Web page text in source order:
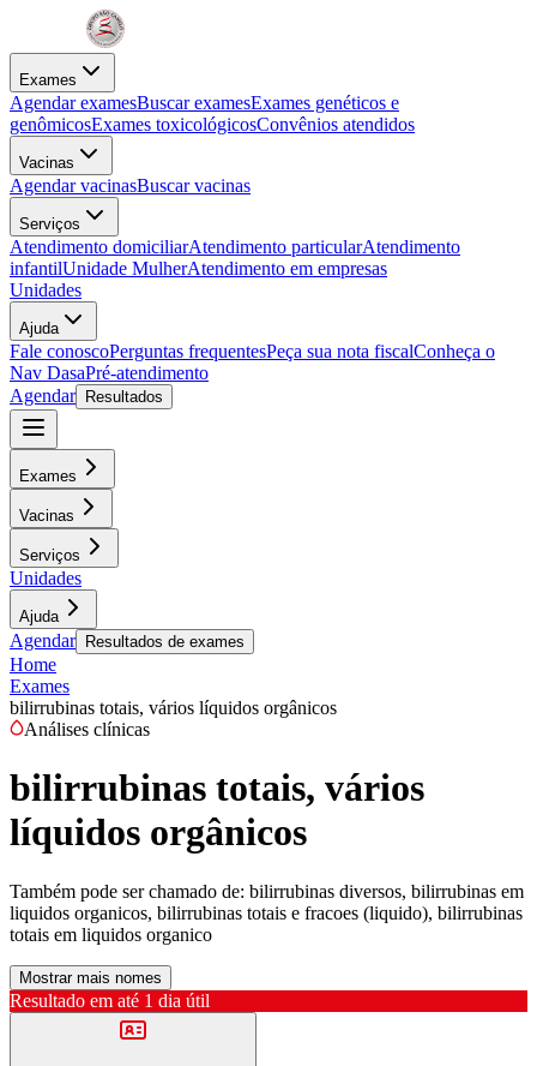
Exames
Agendar examesBuscar examesExames genéticos e
genômicosExames toxicológicosConvênios atendidos
Vacinas
Agendar vacinasBuscar vacinas
Serviços
Atendimento domiciliarAtendimento particularAtendimento
infantilUnidade MulherAtendimento em empresas
Unidades
Ajuda
Fale conoscoPerguntas frequentesPeça sua nota fiscalConheça o
Nav DasaPré-atendimento
Agendar
Resultados
Exames
Vacinas
Serviços
Unidades
Ajuda
Agendar Resultados de exames
Home
Exames
bilirrubinas totais, vários líquidos orgânicos
Análises clínicas
bilirrubinas totais, vários
líquidos orgânicos
Também pode ser chamado de: bilirrubinas diversos, bilirrubinas em
liquidos organicos, bilirrubinas totais e fracoes (liquido), bilirrubinas
totais em liquidos organico
Mostrar mais nomes
Resultado em até 1 dia útil